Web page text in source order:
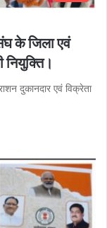
के जिला एवं
दुकानदार एवं विक्रेता